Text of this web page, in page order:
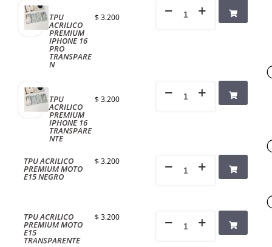
TPU
ACRILICO
PREMIUM
IPHONE 16
PRO
TRANSPARE
N
$ 3.200
TPU
ACRILICO
PREMIUM
IPHONE 16
TRANSPARE
NTE
$ 3.200
TPU ACRILICO
PREMIUM MOTO
E15 NEGRO
$ 3.200
TPU ACRILICO
PREMIUM MOTO
E15
TRANSPARENTE
$ 3.200